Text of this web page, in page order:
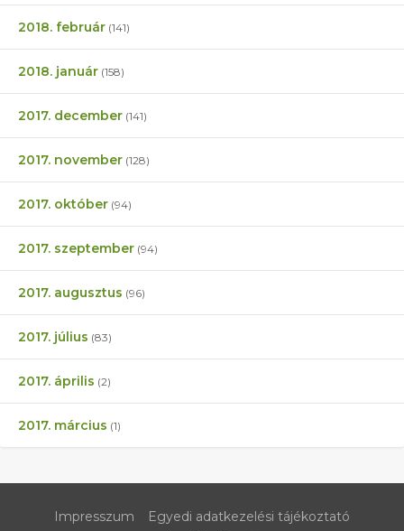
2018. február (141)
2018. január (158)
2017. december (141)
2017. november (128)
2017. október (94)
2017. szeptember (94)
2017. augusztus (96)
2017. július (83)
2017. április (2)
2017. március (1)
Impresszum Egyedi adatkezelési tájékoztató